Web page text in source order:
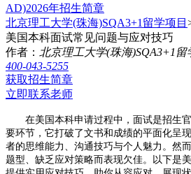
北京理工大学(珠海)SQA3+1留学项目
美国本科面试常见问题与应对技巧
作者： 北京理工大学(珠海)SQA3+1留
400-043-5255
获取招生简章
立即联系老师
在美国本科申请过程中，面试是招生官
要环节，它打破了文书和成绩的平面化呈
者的思维能力、沟通技巧与个人魅力。然
题型、缺乏应对策略而表现欠佳。以下是